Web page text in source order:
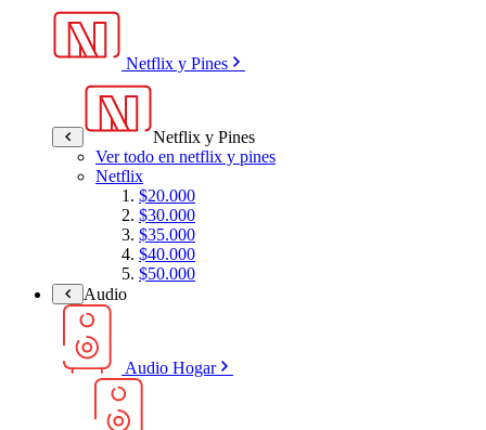
Netflix y Pines
Netflix y Pines
Ver todo en netflix y pines
Netflix
$20.000
$30.000
$35.000
$40.000
$50.000
Audio
Audio Hogar